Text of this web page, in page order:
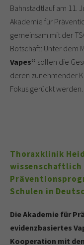
Bahnstadtlauf am 11.
Akademie für
gemeinsam mit der
Botschaft: Unter dem
Vapes“ sollen die
deren zunehmender
Fokus gerückt werden.
Thoraxklinik
Schulen in
Die Akademie für
evidenzbasiertes
Kooperation mit